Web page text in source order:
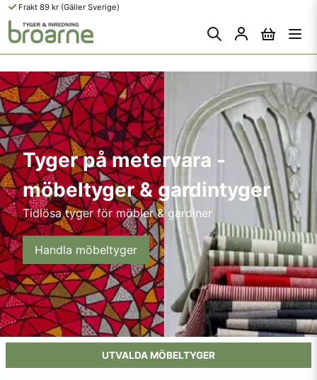
Frakt 89 kr (Gäller Sverige)
Tyger på metervara -
möbeltyger & gardintyger
Tidlösa tyger för möbler & gardiner
Handla möbeltyger
UTVALDA MÖBELTYGER